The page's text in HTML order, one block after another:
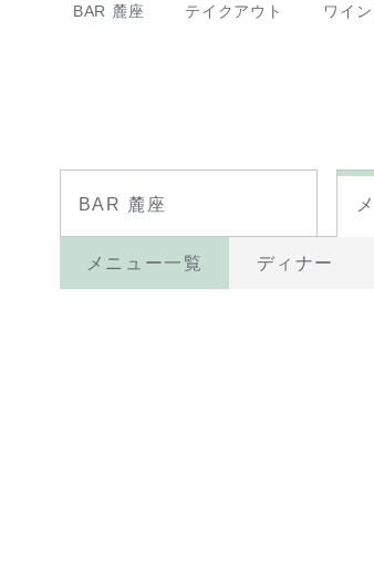
BAR 麓座 テイクアウト ワイ
BAR 麓座
メニュー一覧 ディナー